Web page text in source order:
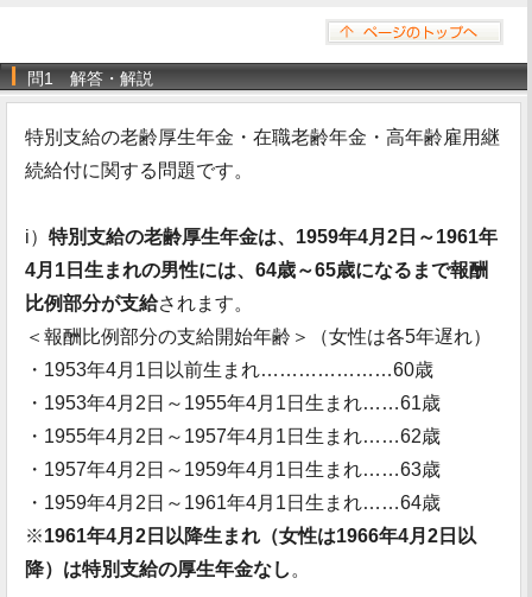
問1 解答・解説
特別支給の老齢厚生年金・在職老齢年金・高年齢雇用継
続給付に関する問題です。
i） 特別支給の老齢厚生年金は、1959年4月2日～1961年
4月1日生まれの男性には、64歳～65歳になるまで報酬
比例部分が支給されます。
＜報酬比例部分の支給開始年齢＞（女性は各5年遅れ）
・1953年4月1日以前生まれ…………………60歳
・1953年4月2日～1955年4月1日生まれ……61歳
・1955年4月2日～1957年4月1日生まれ……62歳
・1957年4月2日～1959年4月1日生まれ……63歳
・1959年4月2日～1961年4月1日生まれ……64歳
※1961年4月2日以降生まれ（女性は1966年4月2日以
降）は特別支給の厚生年金なし 。